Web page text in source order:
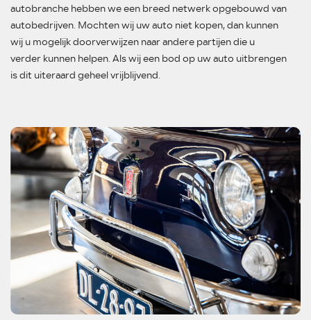
autobranche hebben we een breed netwerk opgebouwd van
autobedrijven. Mochten wij uw auto niet kopen, dan kunnen
wij u mogelijk doorverwijzen naar andere partijen die u
verder kunnen helpen. Als wij een bod op uw auto uitbrengen
is dit uiteraard geheel vrijblijvend.